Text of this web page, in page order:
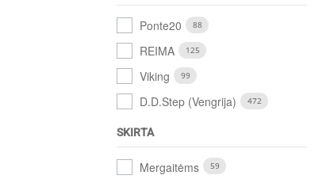
Ponte20 88
REIMA 125
Viking 99
D.D.Step (Vengrija) 472
SKIRTA
Mergaitėms 59